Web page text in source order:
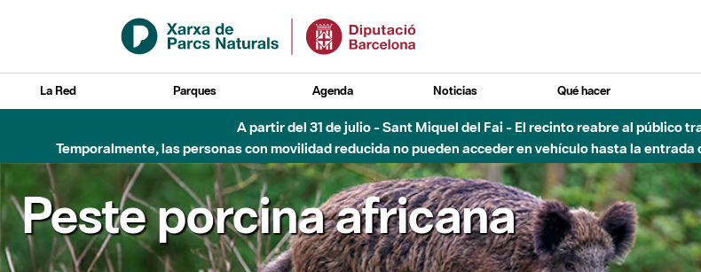
Saltar al contenido principal
La Red Parques Agenda Noticias Qué hacer
Hasta diciembre de 2026 - Parque Fluvial Besós - Afectaciones en el cauce del Parque Fluvial
Peste porcina africana